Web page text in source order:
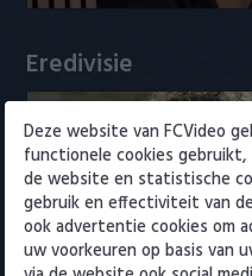
Eredivisie
Maak kennis met Sami
Bouhoudane
5 augustus 2026 20:45
Deze website van FCVideo
functionele cookies gebruikt,
de website en statistische
gebruik en effectiviteit van
ook advertentie cookies om
uw voorkeuren op basis van